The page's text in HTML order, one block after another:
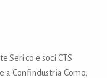
Seri.co e soci CTS
a Confindustria Como,